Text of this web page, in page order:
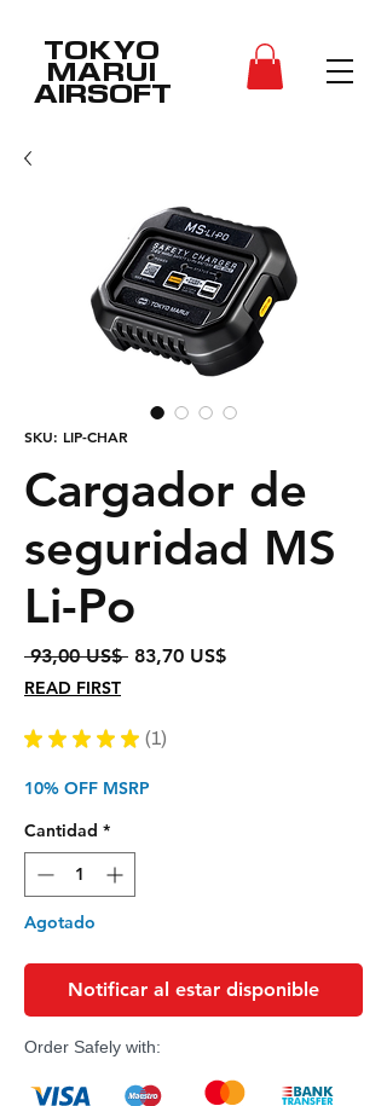
TOKYO
MARUI
AIRSOFT
SKU: LIP-CHAR
Cargador de
seguridad MS
Li-Po
93,00 US$ Precio
83,70 US$Precio
READ FIRST
★ ★ ★ ★ ★ 1
1
10% OFF MSRP
Cantidad *
Agotado
Notificar al estar disponible
Order Safely with: